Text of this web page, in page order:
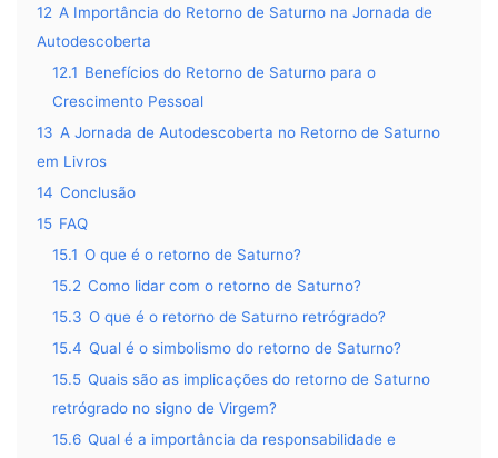
12 A Importância do Retorno de Saturno na Jornada de
Autodescoberta
12.1 Benefícios do Retorno de Saturno para o
Crescimento Pessoal
13 A Jornada de Autodescoberta no Retorno de Saturno
em Livros
14 Conclusão
15 FAQ
15.1 O que é o retorno de Saturno?
15.2 Como lidar com o retorno de Saturno?
15.3 O que é o retorno de Saturno retrógrado?
15.4 Qual é o simbolismo do retorno de Saturno?
15.5 Quais são as implicações do retorno de Saturno
retrógrado no signo de Virgem?
15.6 Qual é a importância da responsabilidade e